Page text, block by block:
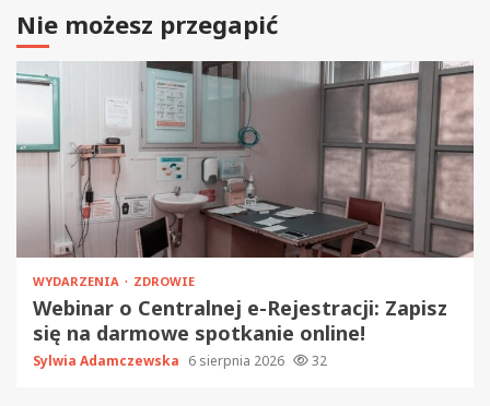
Nie możesz przegapić
WYDARZENIA ZDROWIE
Webinar o Centralnej e-Rejestracji: Zapisz
się na darmowe spotkanie online!
Sylwia Adamczewska 6 sierpnia 2026 32